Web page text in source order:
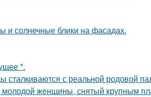
и солнечные блики на фасадах.
*.
сталкиваются с реальной родовой
молодой женщины, снятый крупным